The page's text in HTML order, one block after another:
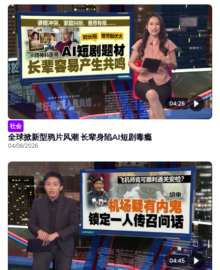
04:25
社会
全球掀新型鸦片风潮 长辈身陷AI短剧毒瘾
04/08/2026
04:45